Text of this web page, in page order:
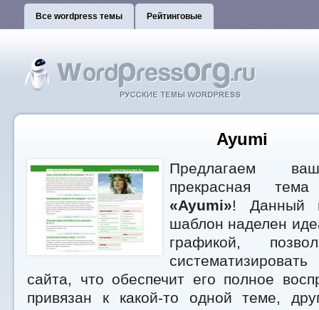
Все wordpress темы Рейтинговые
Ayumi
Предлагаем
прекрасная
«Ayumi»! Данный
шаблон наделен
графикой,
сайта, что обеспечит его полное
привязан к какой-то одной теме,